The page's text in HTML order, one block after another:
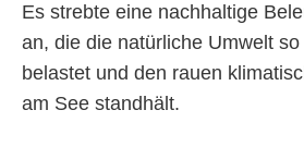
Es strebte eine nachhaltige
an, die die natürliche Umwelt
belastet und den rauen
am See standhält.